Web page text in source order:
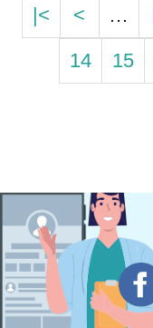
|< < …
14
15